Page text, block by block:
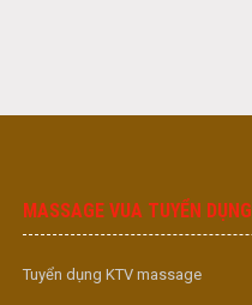
MASSAGE VUA TUYỂN DỤNG
Tuyển dụng KTV massage